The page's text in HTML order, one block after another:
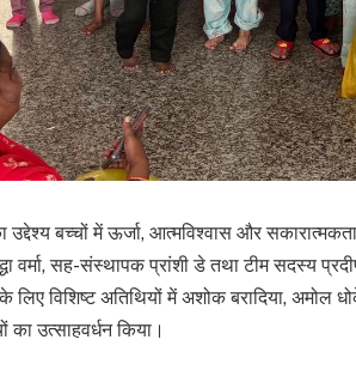
उद्देश्य बच्चों में ऊर्जा, आत्मविश्वास और
वर्मा, सह-संस्थापक प्रांशी डे तथा टीम सदस्य
लिए विशिष्ट अतिथियों में अशोक बरादिया, अमोल
का उत्साहवर्धन किया।